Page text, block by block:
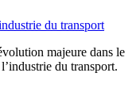
du transport
majeure dans le
du transport.